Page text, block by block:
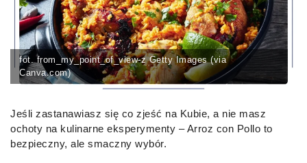
fot. from_my_point_of_view-z Getty Images (via
Canva.com)
Jeśli zastanawiasz się co zjeść na Kubie, a nie masz
ochoty na kulinarne eksperymenty – Arroz con Pollo to
bezpieczny, ale smaczny wybór.